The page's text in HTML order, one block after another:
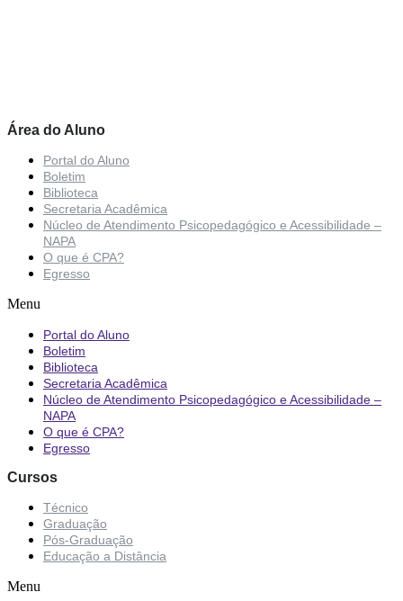
Área do Aluno
Portal do Aluno
Boletim
Biblioteca
Secretaria Acadêmica
Núcleo de Atendimento Psicopedagógico e Acessibilidade –
NAPA
O que é CPA?
Egresso
Menu
Portal do Aluno
Boletim
Biblioteca
Secretaria Acadêmica
Núcleo de Atendimento Psicopedagógico e Acessibilidade –
NAPA
O que é CPA?
Egresso
Cursos
Técnico
Graduação
Pós-Graduação
Educação a Distância
Menu